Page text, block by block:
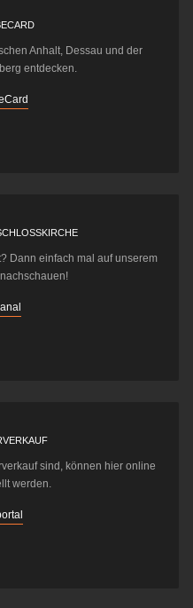
Anhalt, Dessau und der
entdecken.
Dann einfach mal auf unserem
sind, können hier online
werden.